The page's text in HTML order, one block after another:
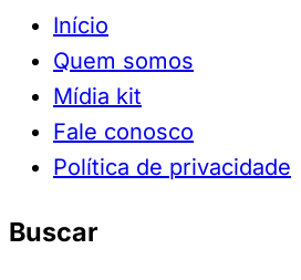
Início
Quem somos
Mídia kit
Fale conosco
Política de privacidade
Buscar